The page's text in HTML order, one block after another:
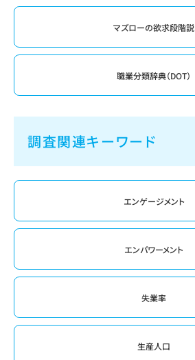
マズローの欲求段階説
職業分類辞典（DOT）
調査関連キーワード
エンゲージメント
エンパワーメント
失業率
生産人口